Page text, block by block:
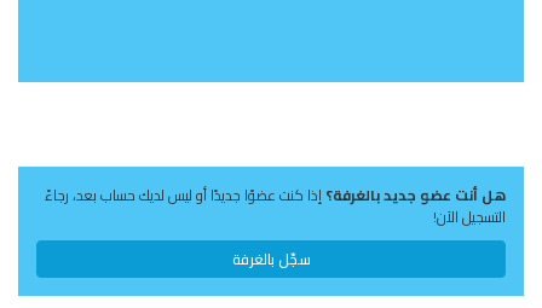
هل أنت عضو جديد بالغرفة؟إذا كنت عضوًا جديدًا أو ليس لديك حساب بعد، رجاءً
التسجيل الآن!
سجّل بالغرفة